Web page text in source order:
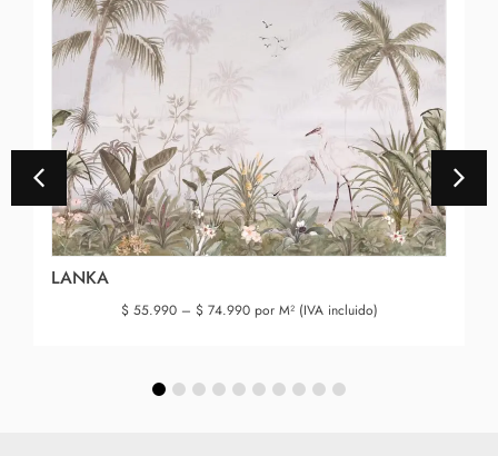
LANKA
$55.990 – $74.990por M² (IVA incluido)